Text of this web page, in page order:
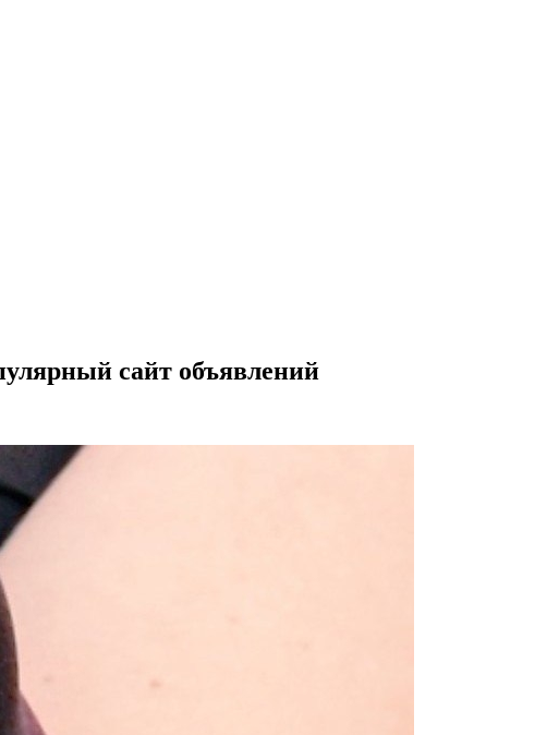
сайт объявлений